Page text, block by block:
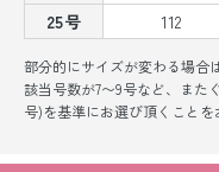
25号
112
部分的にサイズが変わる場合
該当号数が7〜9号など、また
号)を基準にお選び頂くことを